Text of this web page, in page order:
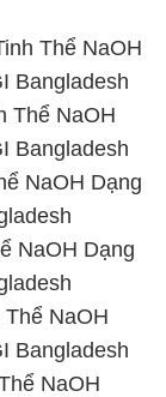
Thể NaOH
Bangladesh
Thể NaOH
Bangladesh
NaOH Dạng
NaOH Dạng
NaOH
Bangladesh
NaOH